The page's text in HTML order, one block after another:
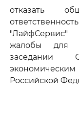
отказать
жалобы для
заседании
Российской